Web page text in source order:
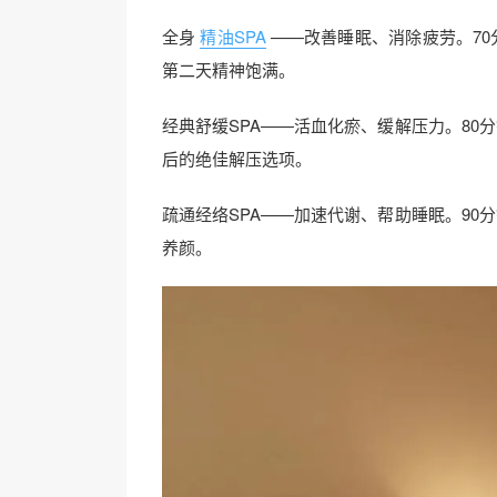
全身 精油SPA——改善睡眠、消除疲劳。70
第二天精神饱满。
经典舒缓SPA——活血化瘀、缓解压力。80
后的绝佳解压选项。
疏通经络SPA——加速代谢、帮助睡眠。90
养颜。